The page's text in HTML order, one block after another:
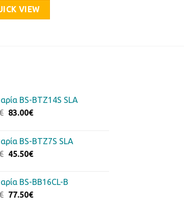
VIEW
BS-BTZ14S SLA
Original
87.35€.
83.00€Η
είναι:
83.00€.
BS-BTZ7S SLA
Original
47.75€.
45.50€Η
είναι:
45.50€.
BS-BB16CL-B
Original
77.50€Η